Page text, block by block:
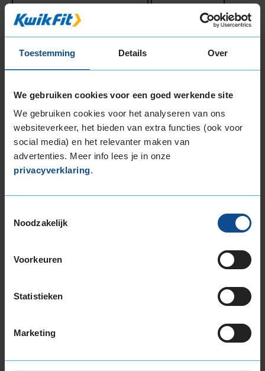
Toestemming Details Over
We gebruiken cookies voor een goed werkende site
We gebruiken cookies voor het analyseren van ons
websiteverkeer, het bieden van extra functies (ook voor
social media) en het relevanter maken van
advertenties. Meer info lees je in onze
privacyverklaring.
Noodzakelijk
Voorkeuren
Statistieken
Marketing
FIETSONDERHOUDSBEURT
is de beste keus voor
APK in Ede
Edeenauto-onderhoud in Ede.
Klantbeoordelingen
Onderstaand tref je de meest recente
actuele klantbeoordeling is gebaseerd op 325
Hieronder zie je de 20 meest recente